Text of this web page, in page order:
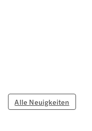
Alle Neuigkeiten